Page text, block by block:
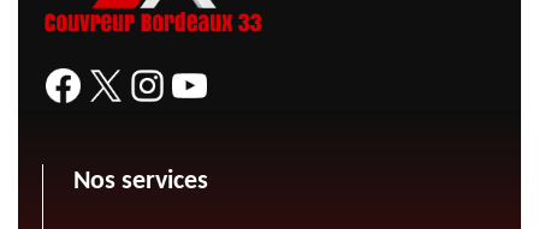
Nos services